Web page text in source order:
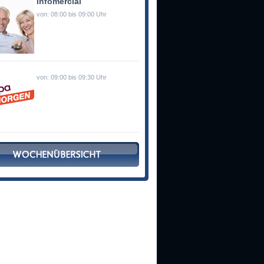
von: 08:00 bis 09:00 Uhr
von: 09:00 bis 09:30 Uhr